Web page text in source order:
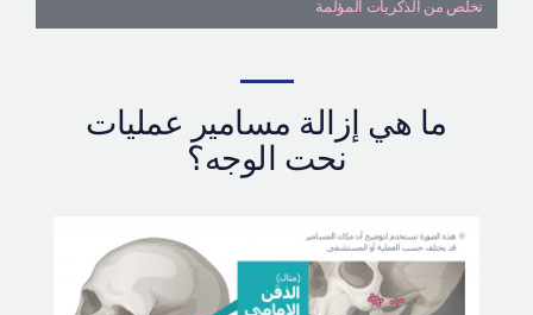
العيادة الجلدية
العمليات الآمنة
تخلص من الذكريات المؤلمة
ما هي إزالة مسامير عمليات
نحت الوجه؟